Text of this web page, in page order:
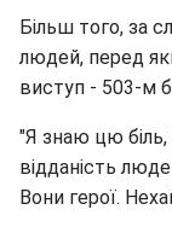
Більш того, за
людей, перед
виступ - 503-м
"Я знаю цю
відданість
Вони герої.